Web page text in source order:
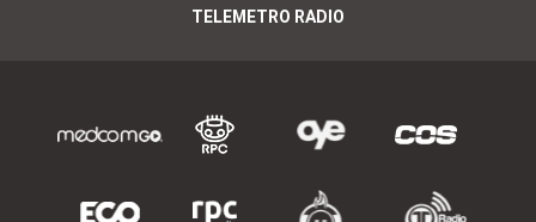
TELEMETRO RADIO